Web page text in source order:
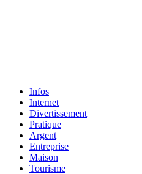
Formulaire
recherche
Infos
Internet
Divertissement
Pratique
Argent
Entreprise
Maison
Tourisme